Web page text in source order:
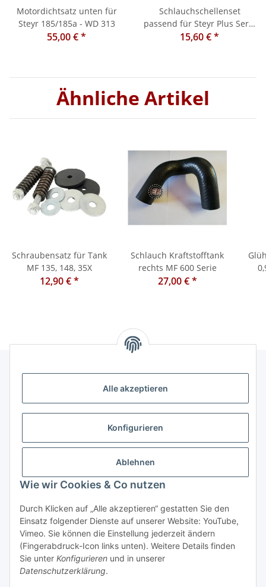
Alle akzeptieren
Konfigurieren
Ablehnen
Wie wir Cookies & Co nutzen
Durch Klicken auf „Alle akzeptieren“ gestatten Sie den
Einsatz folgender Dienste auf unserer Website: YouTube,
Vimeo. Sie können die Einstellung jederzeit ändern
(Fingerabdruck-Icon links unten). Weitere Details finden
Sie unter Konfigurieren und in unserer
Datenschutzerklärung.
Motordichtsatz unten für
Steyr 185/185a - WD 313
55,00 €*
Schlauchschellenset
passend für Steyr Plus Serie
30 / 430
15,60 €*
Ähnliche Artikel
Schraubensatz für Tank
MF 135, 148, 35X
12,90 €*
Schlauch Kraftstofftank
rechts MF 600 Serie
27,00 €*
Gesetzliche Informationen
* Alle Preise inkl. gesetzlicher USt., zzgl.